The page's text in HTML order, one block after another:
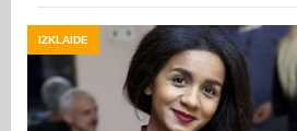
IZKLAIDE